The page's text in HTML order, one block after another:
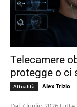
Telecamere
protegge o ci
Attualità Alex Trizio